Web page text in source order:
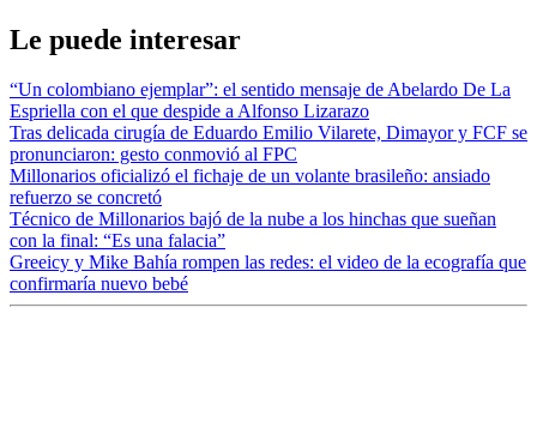
Le puede interesar
“Un colombiano ejemplar”: el sentido mensaje de Abelardo De La
Espriella con el que despide a Alfonso Lizarazo
Tras delicada cirugía de Eduardo Emilio Vilarete, Dimayor y FCF se
pronunciaron: gesto conmovió al FPC
Millonarios oficializó el fichaje de un volante brasileño: ansiado
refuerzo se concretó
Técnico de Millonarios bajó de la nube a los hinchas que sueñan
con la final: “Es una falacia”
Greeicy y Mike Bahía rompen las redes: el video de la ecografía que
confirmaría nuevo bebé